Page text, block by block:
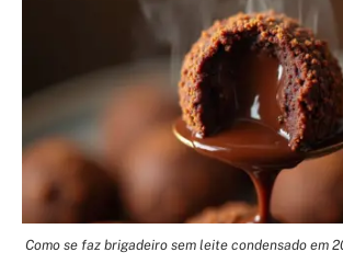
Como se faz brigadeiro sem leite condensado em